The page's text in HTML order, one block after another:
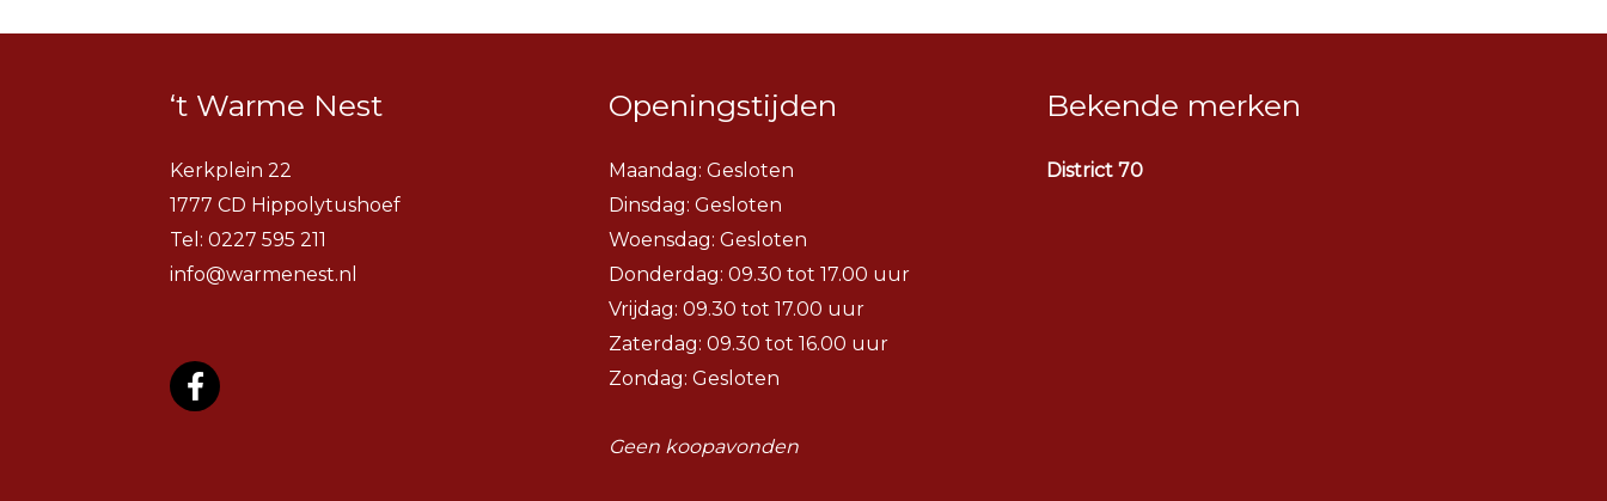
‘t Warme Nest
Kerkplein 22
1777 CD Hippolytushoef
Tel: 0227 595 211
info@warmenest.nl
Openingstijden
Maandag: Gesloten
Dinsdag: Gesloten
Woensdag: Gesloten
Donderdag: 09.30 tot 17.00 uur
Vrijdag: 09.30 tot 17.00 uur
Zaterdag: 09.30 tot 16.00 uur
Zondag: Gesloten
Geen koopavonden
Bekende merken
District 70